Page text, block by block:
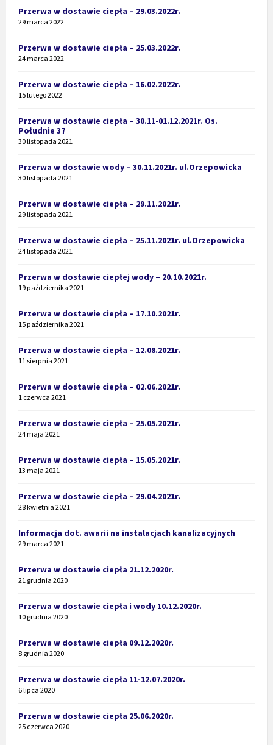
Przerwa w dostawie ciepła – 29.03.2022r.
29 marca 2022
Przerwa w dostawie ciepła – 25.03.2022r.
24 marca 2022
Przerwa w dostawie ciepła – 16.02.2022r.
15 lutego 2022
Przerwa w dostawie ciepła – 30.11-01.12.2021r. Os.
Południe 37
30 listopada 2021
Przerwa w dostawie wody – 30.11.2021r. ul.Orzepowicka
30 listopada 2021
Przerwa w dostawie ciepła – 29.11.2021r.
29 listopada 2021
Przerwa w dostawie ciepła – 25.11.2021r. ul.Orzepowicka
24 listopada 2021
Przerwa w dostawie ciepłej wody – 20.10.2021r.
19 października 2021
Przerwa w dostawie ciepła – 17.10.2021r.
15 października 2021
Przerwa w dostawie ciepła – 12.08.2021r.
11 sierpnia 2021
Przerwa w dostawie ciepła – 02.06.2021r.
1 czerwca 2021
Przerwa w dostawie ciepła – 25.05.2021r.
24 maja 2021
Przerwa w dostawie ciepła – 15.05.2021r.
13 maja 2021
Przerwa w dostawie ciepła – 29.04.2021r.
28 kwietnia 2021
Informacja dot. awarii na instalacjach kanalizacyjnych
29 marca 2021
Przerwa w dostawie ciepła 21.12.2020r.
21 grudnia 2020
Przerwa w dostawie ciepła i wody 10.12.2020r.
10 grudnia 2020
Przerwa w dostawie ciepła 09.12.2020r.
8 grudnia 2020
Przerwa w dostawie ciepła 11-12.07.2020r.
6 lipca 2020
Przerwa w dostawie ciepła 25.06.2020r.
25 czerwca 2020